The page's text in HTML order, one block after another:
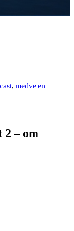
, medveten
2 – om